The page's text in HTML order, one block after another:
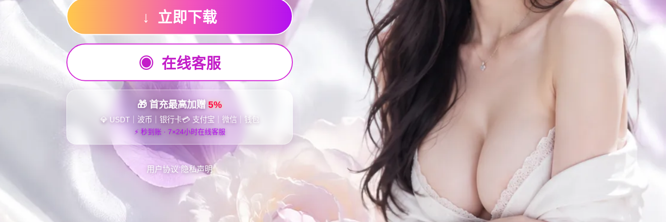
↓ 立即下载
◉ 在线客服
🎁 首充最高加赠5%
💎 USDT｜波币｜银行卡💳 支付宝｜微信｜钱包
⚡ 秒到账 · 7×24小时在线客服
用户协议·隐私声明